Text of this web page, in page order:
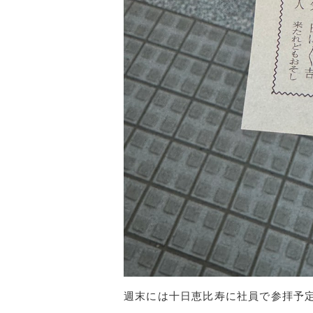
週末には十日恵比寿に社員で参拝予